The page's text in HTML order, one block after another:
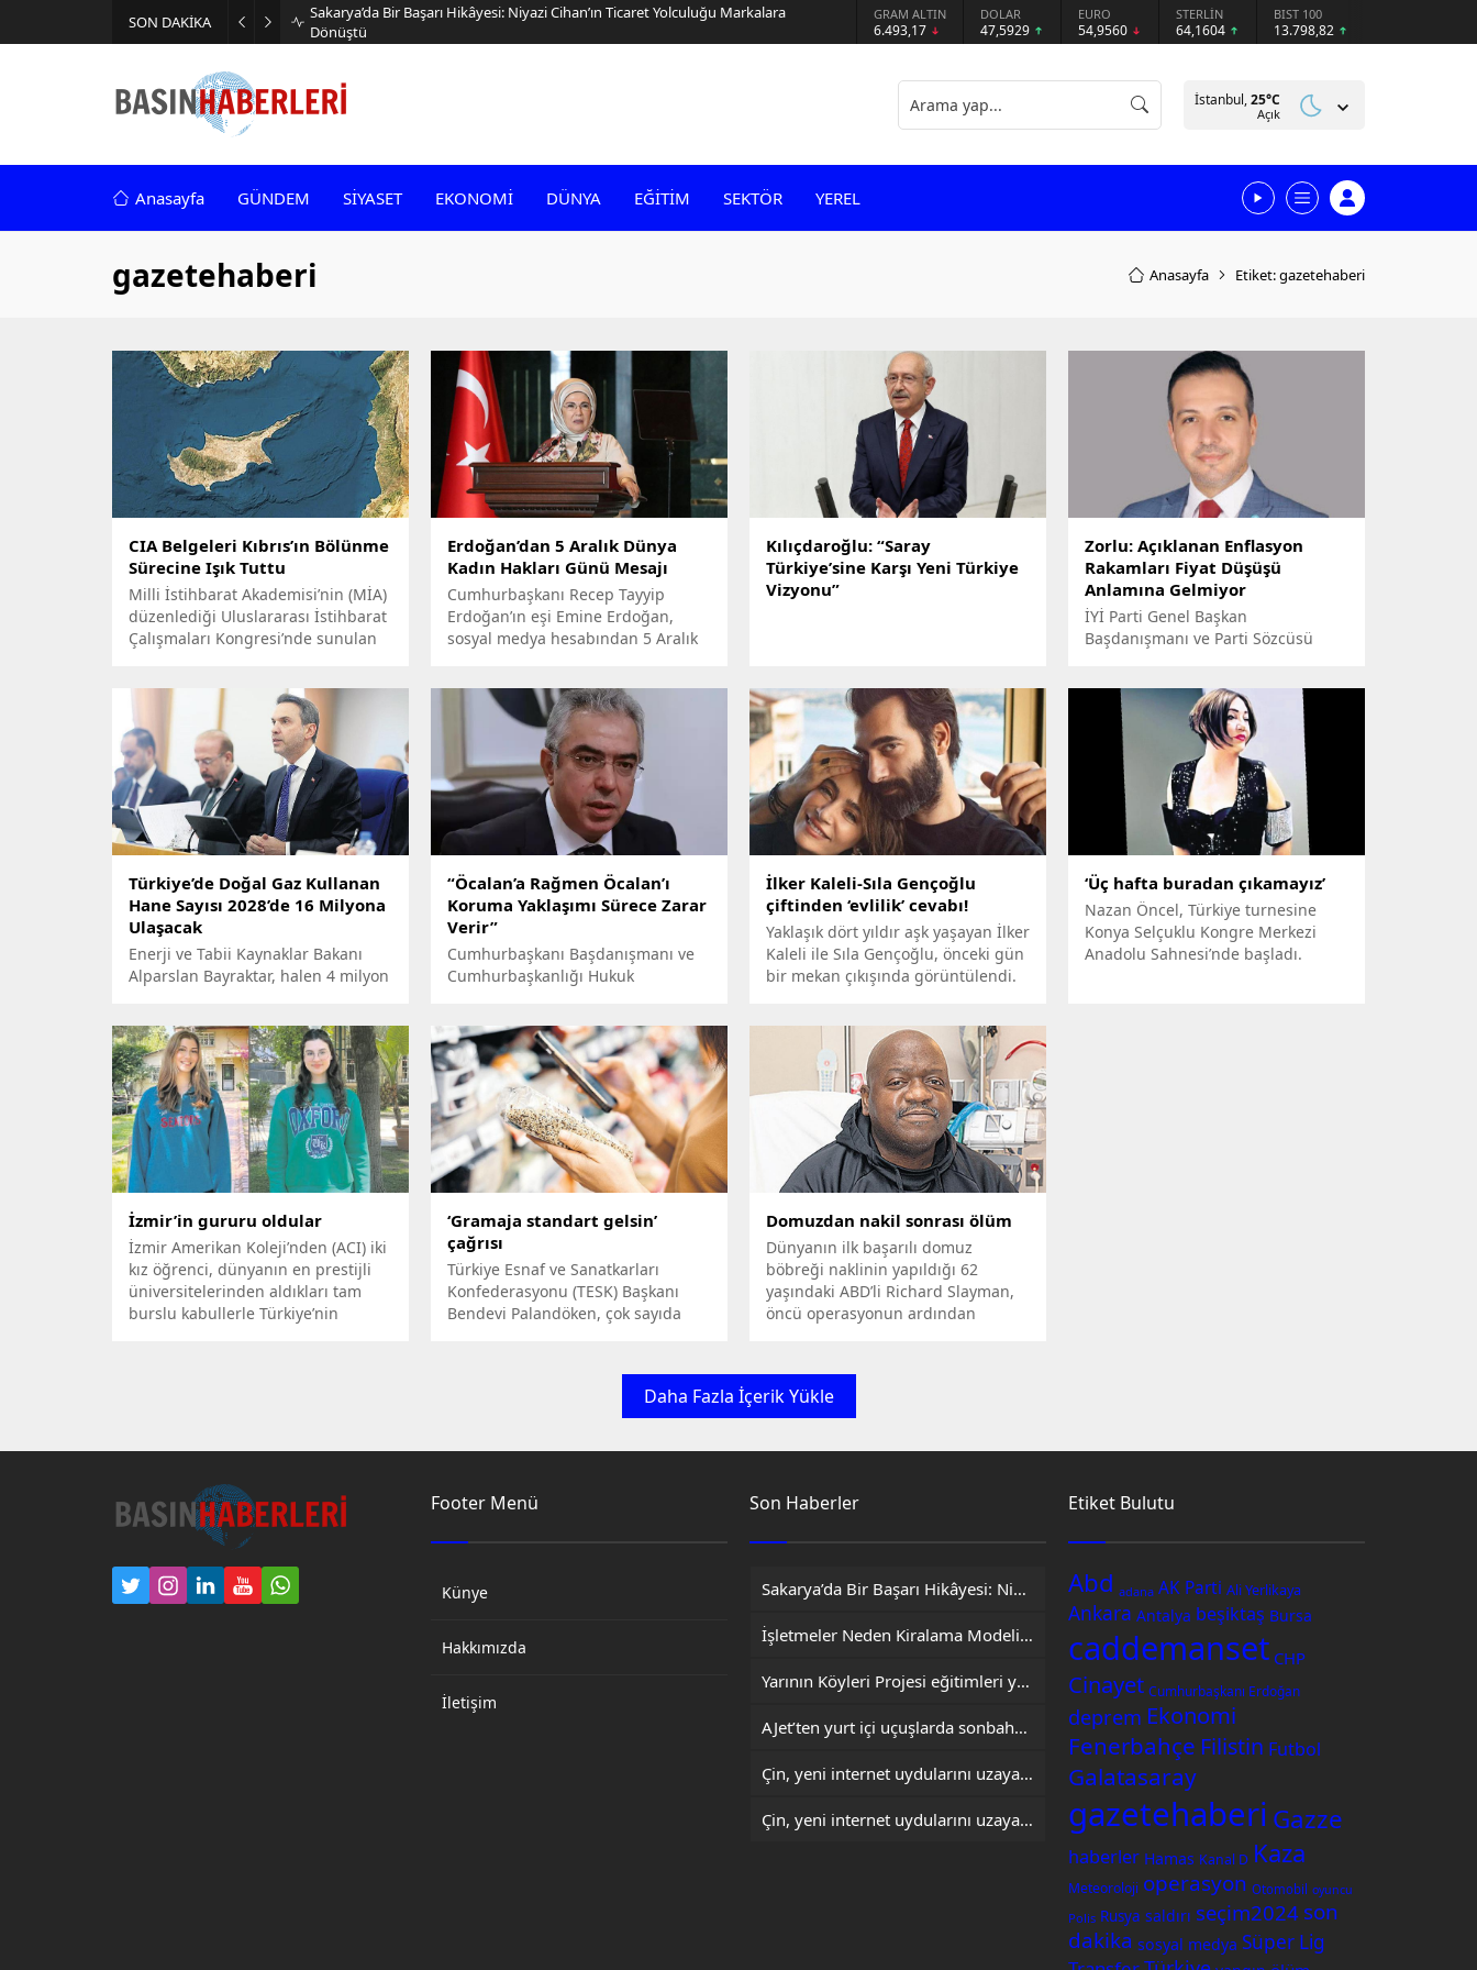
SON DAKİKA
Sakarya’da Bir Başarı Hikâyesi: Niyazi Cihan’ın Ticaret Yolculuğu Markalara
Dönüştü
GRAM ALTIN
6.493,17
DOLAR
47,5929
EURO
54,9560
STERLİN
64,1604
BIST 100
13.798,82
İstanbul,25°C
Açık
Anasayfa GÜNDEM SİYASET EKONOMİ DÜNYA EĞİTİM SEKTÖR YEREL
gazetehaberi Anasayfa Etiket: gazetehaberi
CIA Belgeleri Kıbrıs’ın Bölünme
Sürecine Işık Tuttu
Milli İstihbarat Akademisi’nin (MİA)
düzenlediği Uluslararası İstihbarat
Çalışmaları Kongresi’nde sunulan
Erdoğan’dan 5 Aralık Dünya
Kadın Hakları Günü Mesajı
Cumhurbaşkanı Recep Tayyip
Erdoğan’ın eşi Emine Erdoğan,
sosyal medya hesabından 5 Aralık
Kılıçdaroğlu: “Saray
Türkiye’sine Karşı Yeni Türkiye
Vizyonu”
Zorlu: Açıklanan Enflasyon
Rakamları Fiyat Düşüşü
Anlamına Gelmiyor
İYİ Parti Genel Başkan
Başdanışmanı ve Parti Sözcüsü
basın toplantısında, 2023 yılında
geçerli olacak asgari ücretin en az
9 bin 600 TL olmasını ve ücretin 3
ayda bir güncellenmesini
önerdiklerini, işverenlere vergi
boyutunda sağlanan desteğin de
devam etmesi gerektiğini söyledi.
Türkiye’de Doğal Gaz Kullanan
Hane Sayısı 2028’de 16 Milyona
Ulaşacak
Enerji ve Tabii Kaynaklar Bakanı
Alparslan Bayraktar, halen 4 milyon
arttırarak, 16 milyon haneye
çıkaracaklarını bildirdi.
“Öcalan’a Rağmen Öcalan’ı
Koruma Yaklaşımı Sürece Zarar
Verir”
Cumhurbaşkanı Başdanışmanı ve
Cumhurbaşkanlığı Hukuk
kaleme aldığı değerlendirmesinde
“‘Terörsüz Türkiye’ye Geçiş Süreci’
ile ‘Demokrasiyi Geliştirme Süreci’
ayrı ayrı ele alınmak zorundadır”
görüşünü kaydetti.
İlker Kaleli-Sıla Gençoğlu
çiftinden ‘evlilik’ cevabı!
Yaklaşık dört yıldır aşk yaşayan İlker
Kaleli ile Sıla Gençoğlu, önceki gün
bir mekan çıkışında görüntülendi.
sorusu karşısında dikkat çeken bir
açıklamada bulundu.
‘Üç hafta buradan çıkamayız’
Nazan Öncel, Türkiye turnesine
Konya Selçuklu Kongre Merkezi
Anadolu Sahnesi’nde başladı.
İzmir’in gururu oldular
İzmir Amerikan Koleji’nden (ACI) iki
kız öğrenci, dünyanın en prestijli
üniversitelerinden aldıkları tam
burslu kabullerle Türkiye’nin
‘Gramaja standart gelsin’
çağrısı
Türkiye Esnaf ve Sanatkarları
Konfederasyonu (TESK) Başkanı
Bendevi Palandöken, çok sayıda
Domuzdan nakil sonrası ölüm
Dünyanın ilk başarılı domuz
böbreği naklinin yapıldığı 62
yaşındaki ABD’li Richard Slayman,
öncü operasyonun ardından
kaybetti.
Daha Fazla İçerik Yükle
Footer Menü
Künye
Hakkımızda
İletişim
Son Haberler
Sakarya’da Bir Başarı Hikâyesi: Niyazi Cihan’ın Ticaret Yolculuğu Markalara Dönüştü
İşletmeler Neden Kiralama Modeline Yöneliyor? AVEGA’dan Esnek Temizlik Çözümü
Yarının Köyleri Projesi eğitimleri yeni illerde devam ediyor
AJet’ten yurt içi uçuşlarda sonbahar indirimi
Çin, yeni internet uydularını uzaya gönderdi
Çin, yeni internet uydularını uzaya gönderdi
Etiket Bulutu
Abd adana AK Parti Ali Yerlikaya
Ankara Antalya beşiktaş Bursa
caddemanset CHP
Cinayet Cumhurbaşkanı Erdoğan
deprem Ekonomi
Fenerbahçe Filistin Futbol
Galatasaray
gazetehaberi Gazze
haberler Hamas Kanal D Kaza
Meteoroloji operasyon Otomobil oyuncu
Polis Rusya saldırı seçim2024 son
dakika sosyal medya Süper Lig